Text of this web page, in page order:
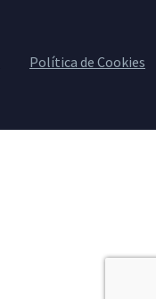
Política de Cookies